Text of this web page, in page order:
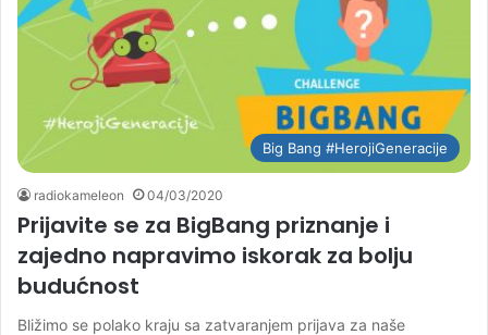
Big Bang #HerojiGeneracije
radiokameleon 04/03/2020
Prijavite se za BigBang priznanje i
zajedno napravimo iskorak za bolju
budućnost
Bližimo se polako kraju sa zatvaranjem prijava za naše